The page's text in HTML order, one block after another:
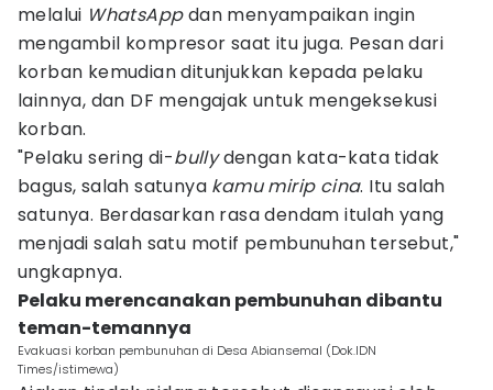
melalui WhatsAppdan menyampaikan ingin
mengambil kompresor saat itu juga. Pesan dari
korban kemudian ditunjukkan kepada pelaku
lainnya, dan DF mengajak untuk mengeksekusi
korban.
"Pelaku sering di-bullydengan kata-kata tidak
bagus, salah satunya kamu mirip cina. Itu salah
satunya. Berdasarkan rasa dendam itulah yang
menjadi salah satu motif pembunuhan tersebut,"
ungkapnya.
Pelaku merencanakan pembunuhan dibantu
teman-temannya
Evakuasi korban pembunuhan di Desa Abiansemal (Dok.IDN
Times/istimewa)